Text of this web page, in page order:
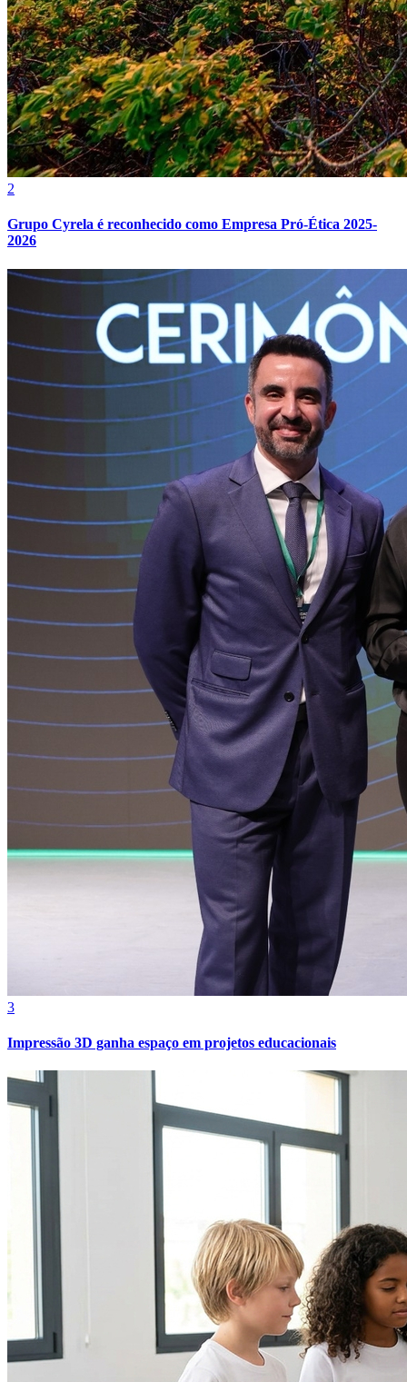
Bragantino
2
Grupo Cyrela é reconhecido como Empresa Pró-Ética 2025-
2026
3
Impressão 3D ganha espaço em projetos educacionais